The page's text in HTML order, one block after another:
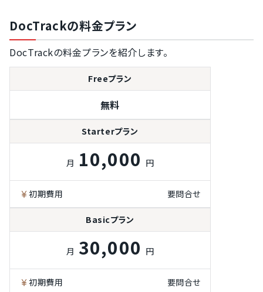
DocTrackの料金プラン
DocTrackの料金プランを紹介します。
Freeプラン
無料
Starterプラン
月 10,000 円
初期費用 要問合せ
Basicプラン
月 30,000 円
初期費用 要問合せ